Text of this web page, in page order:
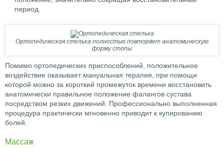
период.
Ортопедическая стелька полностью повторяет анатомическую
форму стопы
Помимо ортопедических приспособлений, положительное
воздействие оказывает мануальная терапия, при помощи
которой можно за короткий промежуток времени восстановить
анатомически правильное положение фалангов сустава
посредством резких движений. Профессионально выполненная
процедура практически мгновенно приводит к купированию
болей.
Массаж